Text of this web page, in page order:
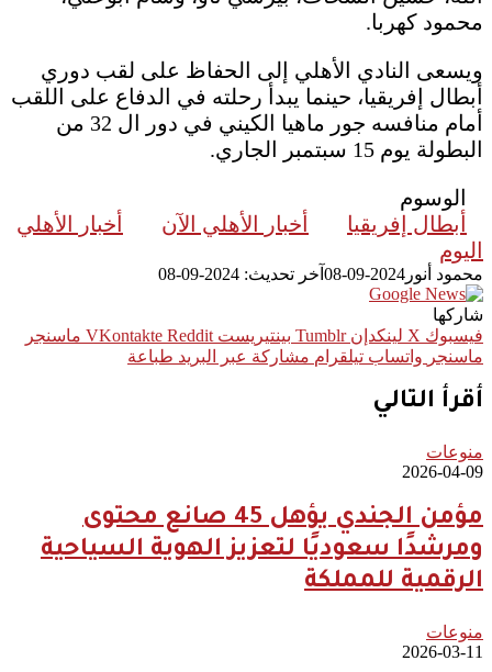
محمود كهربا.
ويسعى النادي الأهلي إلى الحفاظ على لقب دوري
أبطال إفريقيا، حينما يبدأ رحلته في الدفاع على اللقب
أمام منافسه جور ماهيا الكيني في دور ال 32 من
البطولة يوم 15 سبتمبر الجاري.
الوسوم
أبطال إفريقيا
أخبار الأهلي الآن
أخبار الأهلي
اليوم
محمود أنور 2024-09-08 آخر تحديث: 2024-09-08
شاركها
فيسبوك ‫X لينكدإن بينتيريست
ماسنجر
ماسنجر واتساب تيلقرام مشاركة عبر البريد طباعة
أقرأ التالي
منوعات
2026-04-09
مؤمن الجندي يؤهل 45 صانع محتوى
ومرشدًا سعوديًا لتعزيز الهوية السياحية
الرقمية للمملكة
منوعات
2026-03-11